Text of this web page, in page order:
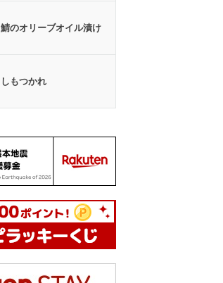
鯖のオリーブオイル漬け
しもつかれ